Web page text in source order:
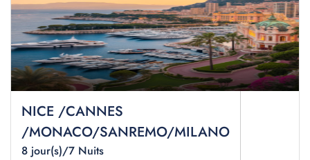
NICE /CANNES
/MONACO/SANREMO/MILANO
8 jour(s)/7 Nuits